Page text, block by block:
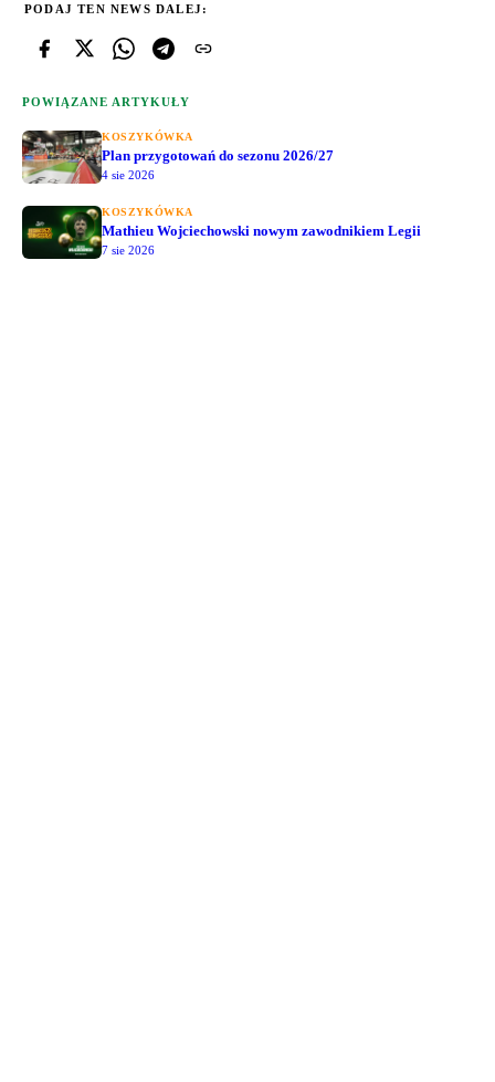
PODAJ TEN NEWS DALEJ:
POWIĄZANE ARTYKUŁY
KOSZYKÓWKA
Plan przygotowań do sezonu 2026/27
4 sie 2026
KOSZYKÓWKA
Mathieu Wojciechowski nowym zawodnikiem Legii
7 sie 2026